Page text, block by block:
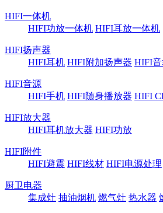
HIFI一体机
HIFI功放一体机 HIFI耳放一体机
HIFI扬声器
HIFI耳机 HIFI附加扬声器 HIFI音
HIFI音源
HIFI手机 HIFI随身播放器 HIFI
HIFI放大器
HIFI耳机放大器 HIFI功放
HIFI附件
HIFI避震 HIFI线材 HIFI电源处理
厨卫电器
集成灶 抽油烟机 燃气灶 热水器